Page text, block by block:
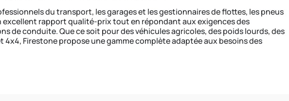
du transport, les garages et les gestionnaires de flottes, les pneus
excellent rapport qualité-prix tout en répondant aux exigences des
de conduite. Que ce soit pour des véhicules agricoles, des poids lourds, des
4x4, Firestone propose une gamme complète adaptée aux besoins des